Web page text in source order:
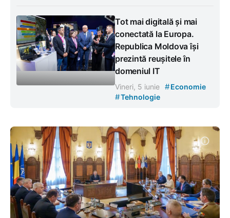
Tot mai digitală și mai
conectată la Europa.
Republica Moldova își
prezintă reușitele în
domeniul IT
Vineri, 5 iunie #Economie
#Tehnologie